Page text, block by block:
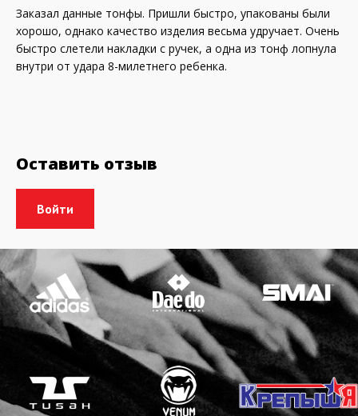
Заказал данные тонфы. Пришли быстро, упакованы были
хорошо, однако качество изделия весьма удручает. Очень
быстро слетели накладки с ручек, а одна из тонф лопнула
внутри от удара 8-милетнего ребенка.
Оставить отзыв